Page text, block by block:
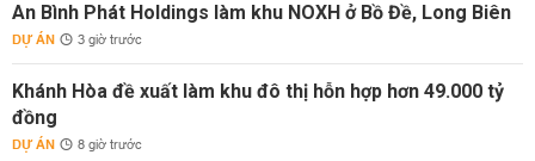
An Bình Phát Holdings làm khu NOXH ở Bồ Đề, Long Biên
DỰ ÁN 3 giờ trước
Khánh Hòa đề xuất làm khu đô thị hỗn hợp hơn 49.000 tỷ
đồng
DỰ ÁN 8 giờ trước